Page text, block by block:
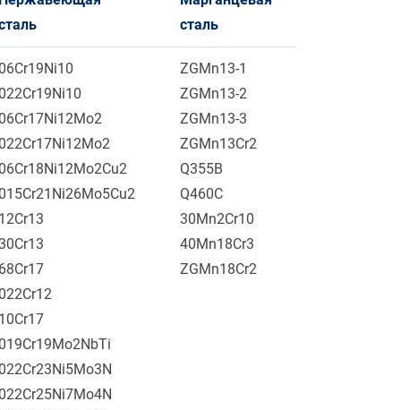
сталь
06Cr19Ni10
022Cr19Ni10
06Cr17Ni12Mo2
022Cr17Ni12Mo2
06Cr18Ni12Mo2Cu2
015Cr21Ni26Mo5Cu2
12Cr13
68Cr17
022Cr12
10Cr17
019Cr19Mo2NbTi
022Cr23Ni5Mo3N
022Cr25Ni7Mo4N
ZGMn13-1
ZGMn13-2
ZGMn13-3
ZGMn13Cr2
Q355B
Q460C
30Mn2Cr10
40Mn18Cr3
ZGMn18Cr2